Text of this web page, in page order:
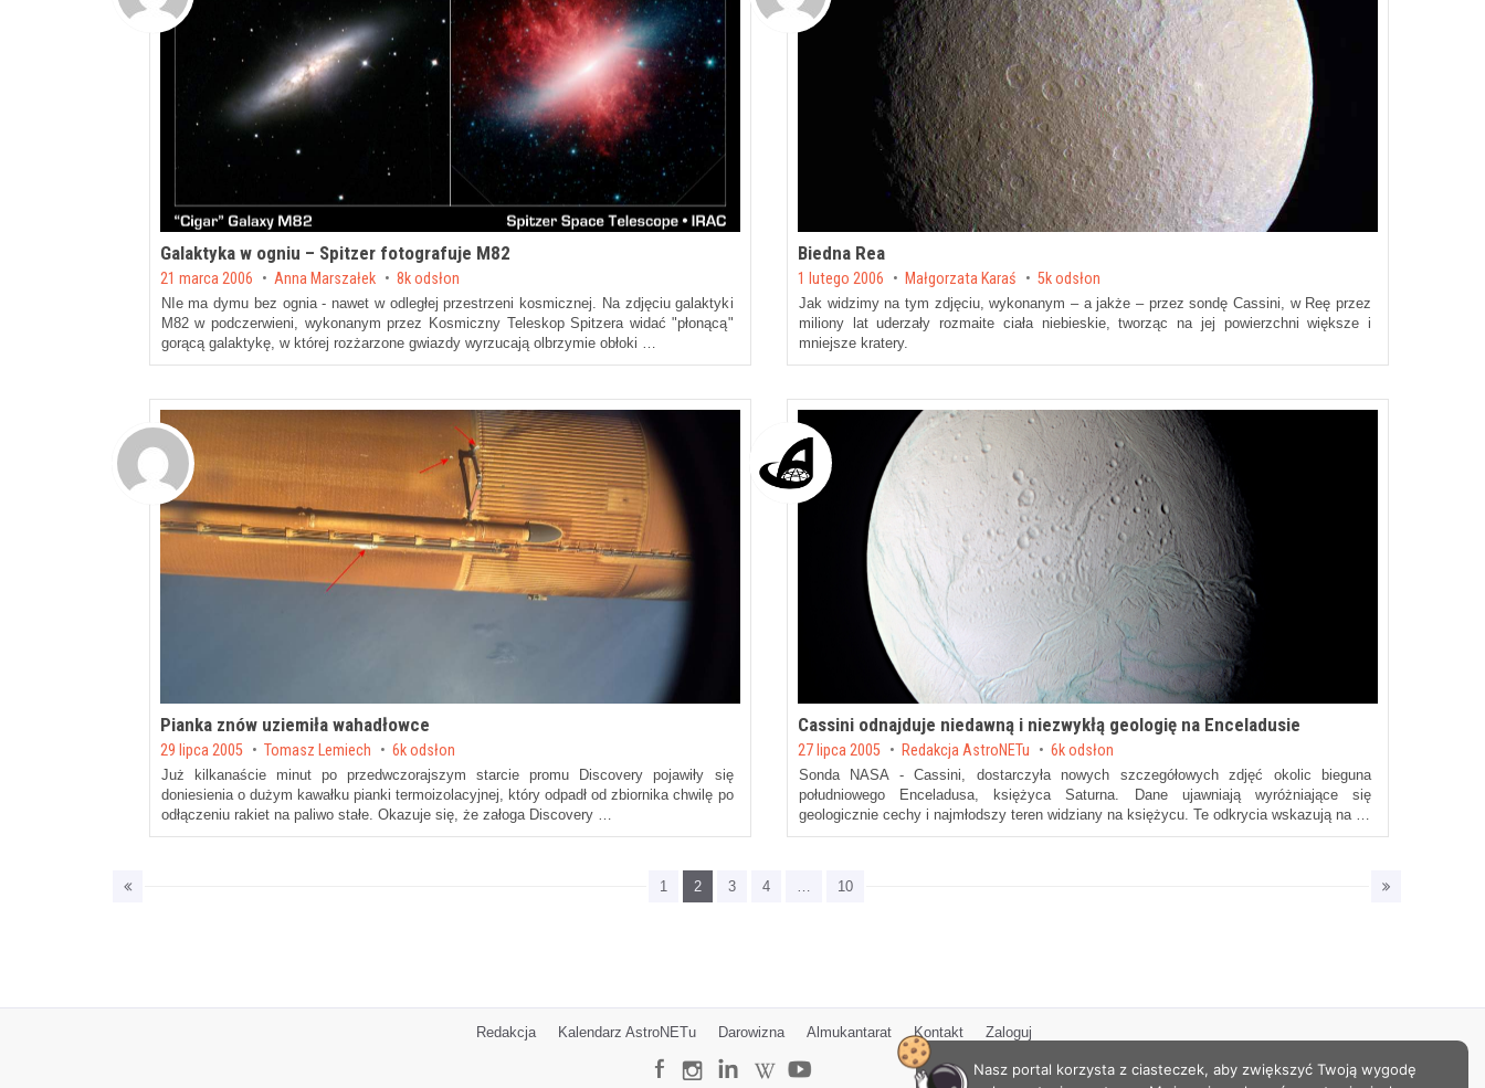
Galaktyka w ogniu – Spitzer fotografuje M82
Posted on
21 marca 2006 by Anna Marszałek 8k odsłon
NIe ma dymu bez ognia - nawet w odległej przestrzeni kosmicznej. Na zdjęciu galaktyki
M82 w podczerwieni, wykonanym przez Kosmiczny Teleskop Spitzera widać "płonącą"
gorącą galaktykę, w której rozżarzone gwiazdy wyrzucają olbrzymie obłoki …
Biedna Rea
Posted on
1 lutego 2006 by Małgorzata Karaś 5k odsłon
Jak widzimy na tym zdjęciu, wykonanym – a jakże – przez sondę Cassini, w Reę przez
miliony lat uderzały rozmaite ciała niebieskie, tworząc na jej powierzchni większe i
mniejsze kratery.
Pianka znów uziemiła wahadłowce
Posted on
29 lipca 2005 byTomasz Lemiech 6k odsłon
Już kilkanaście minut po przedwczorajszym starcie promu Discovery pojawiły się
doniesienia o dużym kawałku pianki termoizolacyjnej, który odpadł od zbiornika chwilę po
odłączeniu rakiet na paliwo stałe. Okazuje się, że załoga Discovery …
Cassini odnajduje niedawną i niezwykłą geologię na Enceladusie
Posted on
27 lipca 2005 by Redakcja AstroNETu 6k odsłon
Sonda NASA - Cassini, dostarczyła nowych szczegółowych zdjęć okolic bieguna
południowego Enceladusa, księżyca Saturna. Dane ujawniają wyróżniające się
geologicznie cechy i najmłodszy teren widziany na księżycu. Te odkrycia wskazują na …
1 2 3 4 … 10
Redakcja Kalendarz AstroNETu Darowizna Almukantarat Kontakt Zaloguj
Nasz portal korzysta z ciasteczek, aby zwiększyć Twoją wygodę